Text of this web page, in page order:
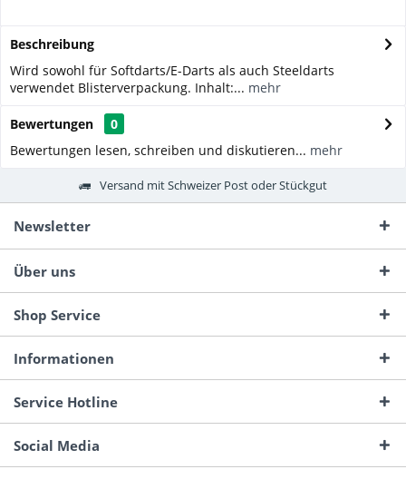
Beschreibung
Wird sowohl für Softdarts/E-Darts als auch Steeldarts
verwendet Blisterverpackung. Inhalt:... mehr
Bewertungen
0
Bewertungen lesen, schreiben und diskutieren... mehr
Versand mit Schweizer Post oder Stückgut
Newsletter
Über uns
Shop Service
Informationen
Service Hotline
Social Media